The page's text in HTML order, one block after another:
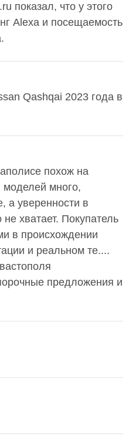
показал, что у этого
Alexa и посещаемость
Qashqai 2023 года в
похож на
моделей много,
а уверенности в
хватает. Покупатель
в происхождении
и реальном те....
предложения и